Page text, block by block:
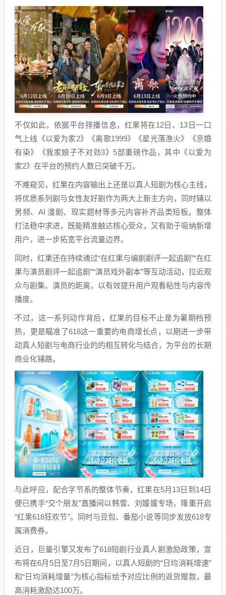
不仅如此，依据平台排播信息，红果将在12日、13日一口
气上线《以爱为家2》《离歌1999》《星光落渔火》《京婚
有染》《我家娘子不对劲3》5部重磅作品，其中《以爱为
家2》在平台的预约人数已突破千万。
不难窥见，红果在内容输出上还是以真人短剧为核心主线，
将优质系列剧与女性友好剧作为两大上新主方向，同时辅以
男频、AI 漫剧、现实题材等多元内容补齐品类短板。整体
打法稳中求进，既能精准触达核心受众，又有助于吸纳新增
用户，进一步拓宽平台流量边界。
同时，红果还在持续通过“在红果与编剧剧评一起追剧”“在红
果与演员剧评一起追剧”“演员戏外副本”等互动活动，拉近观
众与剧集、演员的距离，以有效提升用户观看粘性与内容传
播度。
不过，这一系列动作背后，红果的目标不止是为暑期档预
热，更是瞄准了618这一重要的电商增长点，以期进一步带
动真人短剧与电商行业的的相互转化与结合，为平台的长期
商业化铺路。
与此呼应，配合字节系的整体节奏，红果在5月13日到14日
便已携手“交个朋友”直播间以韩雪、刘媛媛专场，隆重开启
“红果618狂欢节”。同时与豆包、番茄小说等同步发放618专
属消费券。
近日，巨量引擎又发布了618短剧行业真人剧激励政策，宣
布将在6月5日至7月5日期间，以真人短剧的“日均消耗增速”
和“日均消耗增量”为核心指标给予对应比例的返货赠款，最
高消耗激励达100万。